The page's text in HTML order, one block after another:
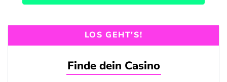
LOS GEHT'S!
Finde dein Casino